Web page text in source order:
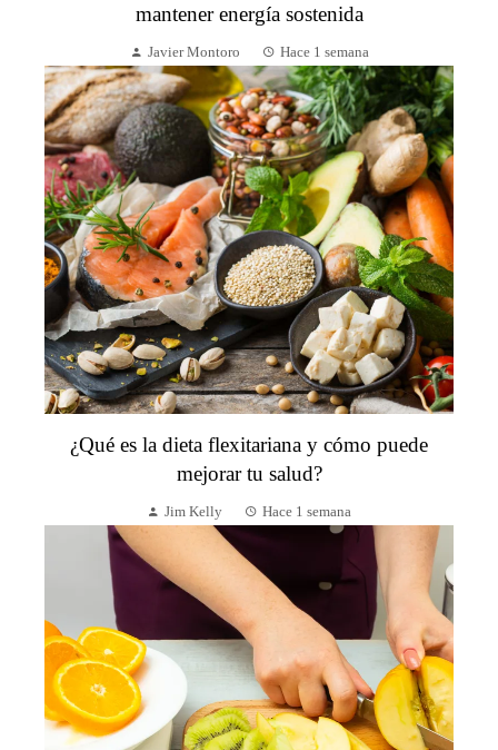
mantener energía sostenida
Javier Montoro Hace 1 semana
¿Qué es la dieta flexitariana y cómo puede
mejorar tu salud?
Jim Kelly Hace 1 semana